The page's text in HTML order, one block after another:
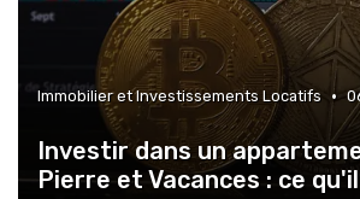
Immobilier et Investissements Locatifs •
Investir dans un
Pierre et Vacances : ce